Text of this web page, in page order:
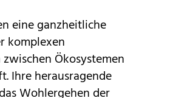
eine ganzheitliche
komplexen
Ökosystemen
Ihre herausragende
Wohlergehen der